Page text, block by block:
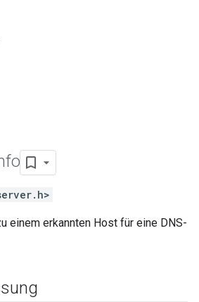
einem erkannten Host für eine DNS-